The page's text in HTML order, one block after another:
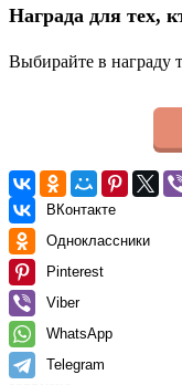
Награда для тех,
Выбирайте в награду
ВКонтакте
Одноклассники
Pinterest
Viber
WhatsApp
Telegram